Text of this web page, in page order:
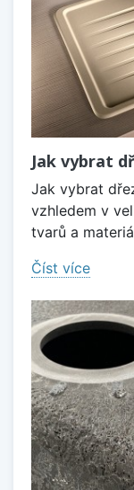
Jak vybrat
Jak vybrat
vzhledem v
tvarů a
Číst více